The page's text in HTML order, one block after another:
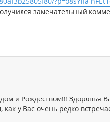
замечательный
и Рождеством!!! Здоровья
у Вас очень редко